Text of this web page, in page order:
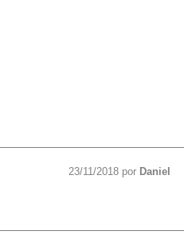
23/11/2018 por Daniel